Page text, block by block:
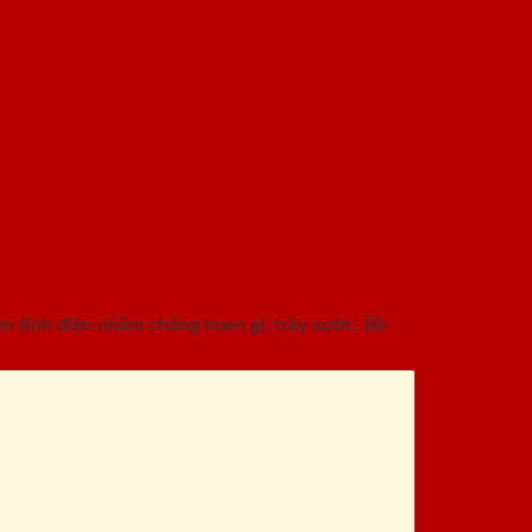
tĩnh điện nhằm chống hoen gỉ, trầy xước. Bề